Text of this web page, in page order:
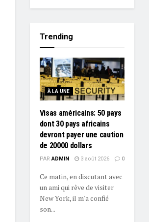
Trending
À LA UNE
Visas américains: 50 pays
dont 30 pays africains
devront payer une caution
de 20000 dollars
PAR ADMIN 3 août 2026 0
Ce matin, en discutant avec
un ami qui rêve de visiter
New York, il m'a confié
son...